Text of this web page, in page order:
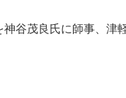
谷茂良氏に師事、津